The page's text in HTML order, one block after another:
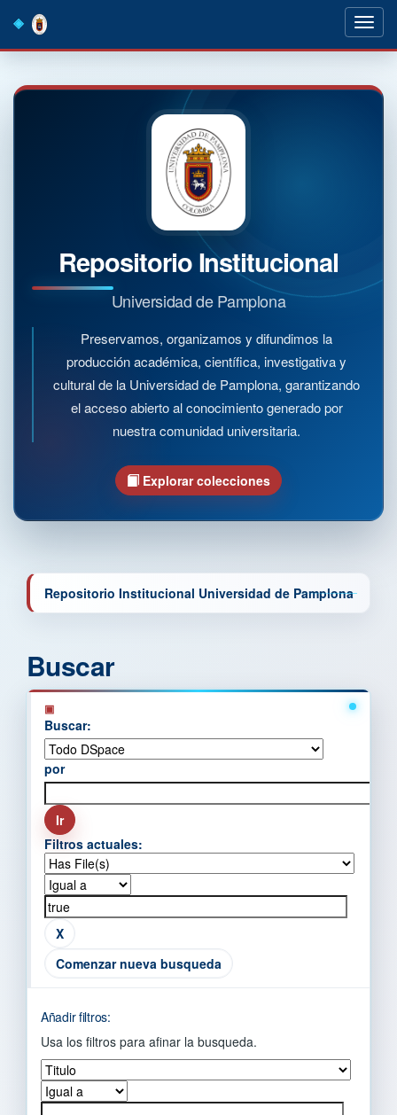
navigation
Repositorio Institucional
Universidad de Pamplona
Preservamos, organizamos y difundimos la
producción académica, científica, investigativa y
cultural de la Universidad de Pamplona, garantizando
el acceso abierto al conocimiento generado por
nuestra comunidad universitaria.
Explorar colecciones
Repositorio Institucional Universidad de Pamplona
Buscar
Buscar:
por
Filtros actuales:
Comenzar nueva busqueda
Añadir filtros:
Usa los filtros para afinar la busqueda.